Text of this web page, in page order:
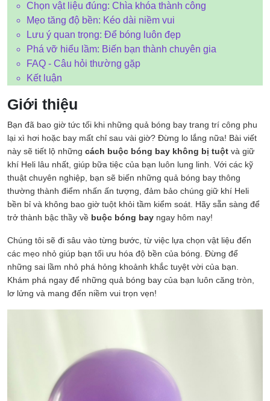
Chọn vật liệu đúng: Chìa khóa thành công
Mẹo tăng độ bền: Kéo dài niềm vui
Lưu ý quan trọng: Để bóng luôn đẹp
Phá vỡ hiểu lầm: Biến bạn thành chuyên gia
FAQ - Câu hỏi thường gặp
Kết luận
Giới thiệu
Bạn đã bao giờ tức tối khi những quả bóng bay trang trí công phu
lại xì hơi hoặc bay mất chỉ sau vài giờ? Đừng lo lắng nữa! Bài viết
này sẽ tiết lộ những cách buộc bóng bay không bị tuột và giữ
khí Heli lâu nhất, giúp bữa tiệc của bạn luôn lung linh. Với các kỹ
thuật chuyên nghiệp, bạn sẽ biến những quả bóng bay thông
thường thành điểm nhấn ấn tượng, đảm bảo chúng giữ khí Heli
bền bỉ và không bao giờ tuột khỏi tầm kiểm soát. Hãy sẵn sàng để
trở thành bậc thầy về buộc bóng bay ngay hôm nay!
Chúng tôi sẽ đi sâu vào từng bước, từ việc lựa chọn vật liệu đến
các mẹo nhỏ giúp bạn tối ưu hóa độ bền của bóng. Đừng để
những sai lầm nhỏ phá hỏng khoảnh khắc tuyệt vời của bạn.
Khám phá ngay để những quả bóng bay của bạn luôn căng tròn,
lơ lửng và mang đến niềm vui trọn vẹn!